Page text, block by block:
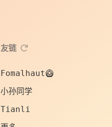
友链
Fomalhaut🥝
小孙同学
Tianli